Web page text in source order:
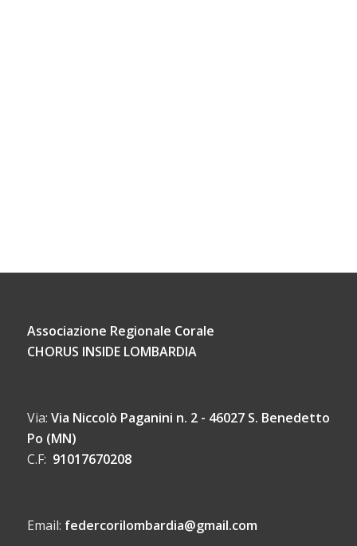
Associazione Regionale Corale
CHORUS INSIDE LOMBARDIA
Via: Via Niccolò Paganini n. 2 - 46027 S. Benedetto
Po (MN)
C.F: 91017670208
Email: federcorilombardia@gmail.com